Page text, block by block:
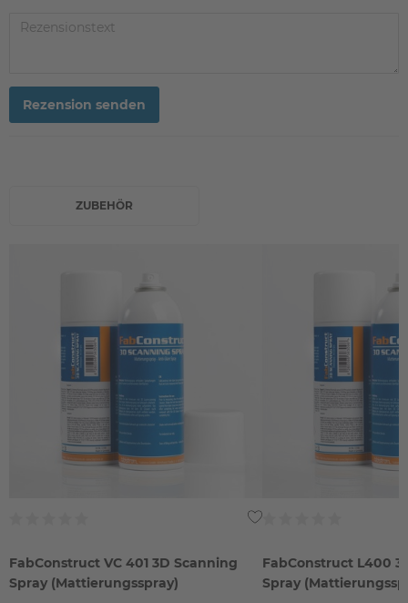
Rezension senden
ZUBEHÖR
FabConstruct VC 401 3D Scanning
Spray (Mattierungsspray)
FabConstruct L400
Spray